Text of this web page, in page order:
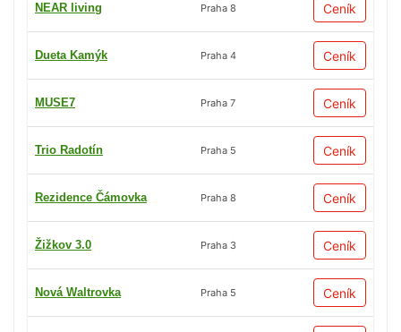
NEAR living Praha 8 Ceník
Dueta Kamýk Praha 4 Ceník
MUSE7 Praha 7 Ceník
Trio Radotín Praha 5 Ceník
Rezidence Čámovka Praha 8 Ceník
Žižkov 3.0 Praha 3 Ceník
Nová Waltrovka Praha 5 Ceník